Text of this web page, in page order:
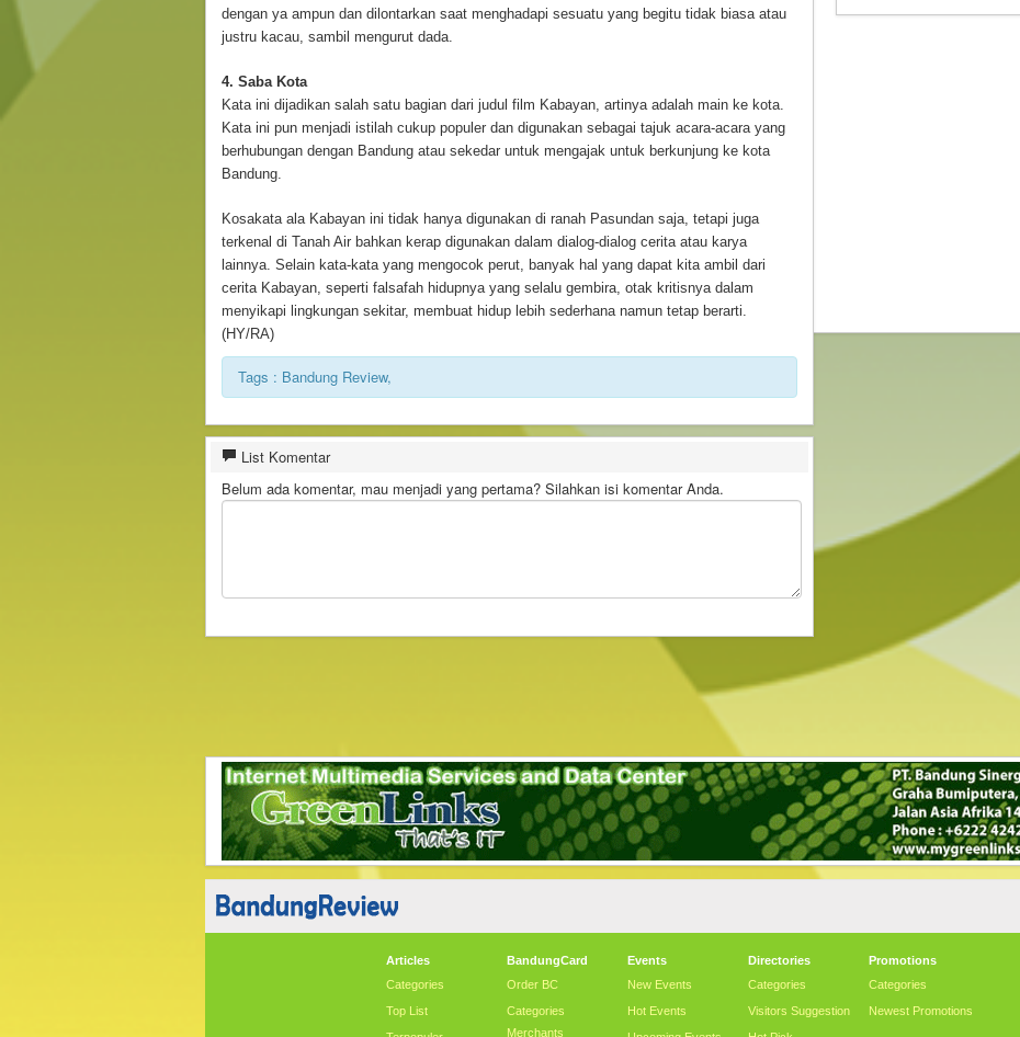
dengan ya ampun dan dilontarkan saat menghadapi sesuatu yang begitu tidak biasa atau
justru kacau, sambil mengurut dada.
4. Saba Kota
Kata ini dijadikan salah satu bagian dari judul film Kabayan, artinya adalah main ke kota.
Kata ini pun menjadi istilah cukup populer dan digunakan sebagai tajuk acara-acara yang
berhubungan dengan Bandung atau sekedar untuk mengajak untuk berkunjung ke kota
Bandung.
Kosakata ala Kabayan ini tidak hanya digunakan di ranah Pasundan saja, tetapi juga
terkenal di Tanah Air bahkan kerap digunakan dalam dialog-dialog cerita atau karya
lainnya. Selain kata-kata yang mengocok perut, banyak hal yang dapat kita ambil dari
cerita Kabayan, seperti falsafah hidupnya yang selalu gembira, otak kritisnya dalam
menyikapi lingkungan sekitar, membuat hidup lebih sederhana namun tetap berarti.
(HY/RA)
Tags : Bandung Review,
List Komentar
Belum ada komentar, mau menjadi yang pertama? Silahkan isi komentar Anda.
Articles
Categories
Top List
BandungCard
Order BC
Categories
Merchants
Events
New Events
Hot Events
Directories
Categories
Visitors Suggestion
Promotions
Categories
Newest Promotions